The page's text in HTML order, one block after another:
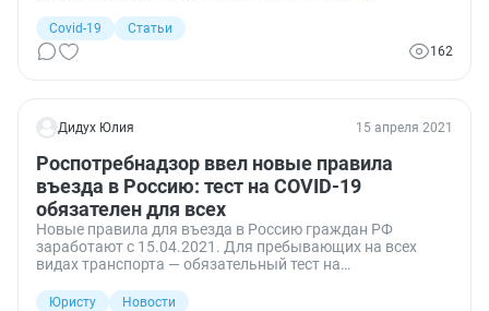
Covid-19
Статьи
162
Дидух Юлия 15 апреля 2021
Роспотребнадзор ввел новые правила
въезда в Россию: тест на COVID-19
обязателен для всех
Новые правила для въезда в Россию граждан РФ
заработают с 15.04.2021. Для пребывающих на всех
видах транспорта — обязательный тест на
приезда.
Юристу
Новости